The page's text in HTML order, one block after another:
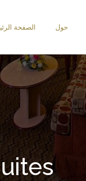
الصفحة حول